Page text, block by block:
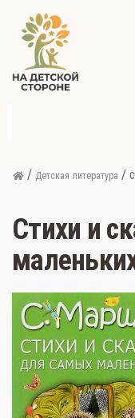
/ Детская литература /
Стихи и